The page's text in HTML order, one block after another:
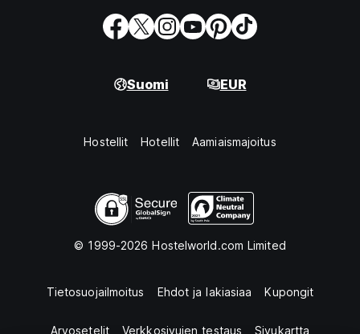
Suomi EUR
Hostellit Hotellit Aamiaismajoitus
© 1999-2026 Hostelworld.com Limited
Tietosuojailmoitus Ehdot ja lakiasiaa Kupongit
Arvosetelit Verkkosivujen testaus Sivukartta